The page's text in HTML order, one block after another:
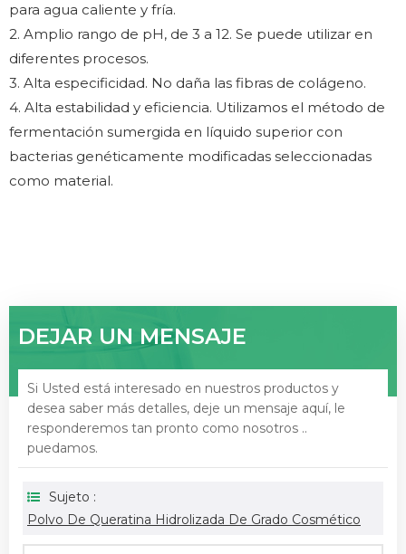
para agua caliente y fría.
2. Amplio rango de pH, de 3 a 12. Se puede utilizar en
diferentes procesos.
3. Alta especificidad. No daña las fibras de colágeno.
4. Alta estabilidad y eficiencia. Utilizamos el método de
fermentación sumergida en líquido superior con
bacterias genéticamente modificadas seleccionadas
como material.
DEJAR UN MENSAJE
Si Usted está interesado en nuestros productos y
desea saber más detalles, deje un mensaje aquí, le
responderemos tan pronto como nosotros ..
puedamos.
Sujeto :
Polvo De Queratina Hidrolizada De Grado Cosmético